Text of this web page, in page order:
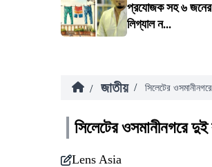
প্রযোজক সহ ৬ জনের
লিগ্যাল ন...
/ জাতীয় / সিলেটের
সিলেটের ওসমানীনগরে
Lens Asia